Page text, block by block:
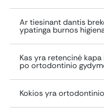
Ar tiesinant dantis
ypatinga burnos
Kas yra retencinė
po ortodontinio
Kokios yra